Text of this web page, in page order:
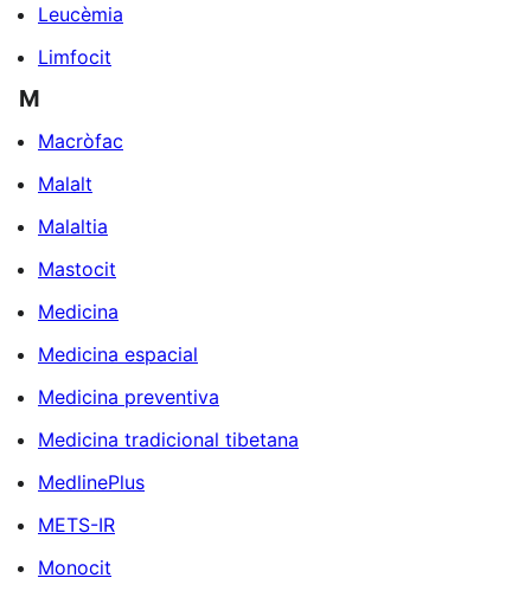
Leucèmia
Limfocit
M
Macròfac
Malalt
Malaltia
Mastocit
Medicina
Medicina espacial
Medicina preventiva
Medicina tradicional tibetana
MedlinePlus
METS-IR
Monocit